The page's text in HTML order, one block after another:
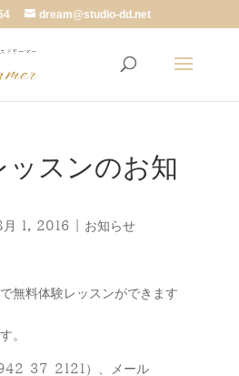
dream@studio-dd.net
ッスンのお知
月 1, 2016 お知らせ
無料体験レッスンができます
。
37-2121）、メール